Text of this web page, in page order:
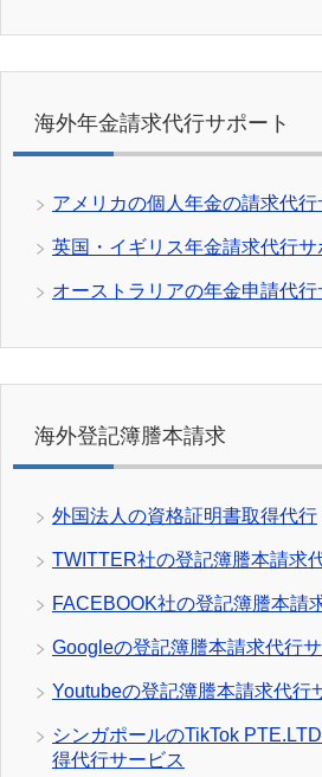
海外年金請求代行サポート
アメリカの個人年金の請求代行
英国・イギリス年金請求代行サ
オーストラリアの年金申請代行
海外登記簿謄本請求
外国法人の資格証明書取得代行
TWITTER社の登記簿謄本請求
FACEBOOK社の登記簿謄本請
Googleの登記簿謄本請求代行
Youtubeの登記簿謄本請求代行
シンガポールのTikTok
得代行サービス